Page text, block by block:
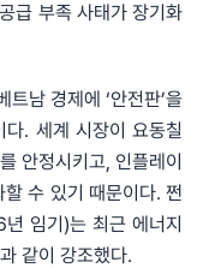
급 부족 사태가 장기화
남 경제에 ‘안전판’을
. 세계 시장이 요동칠
안정시키고, 인플레이
수 있기 때문이다. 쩐
임기)는 최근 에너지
같이 강조했다.